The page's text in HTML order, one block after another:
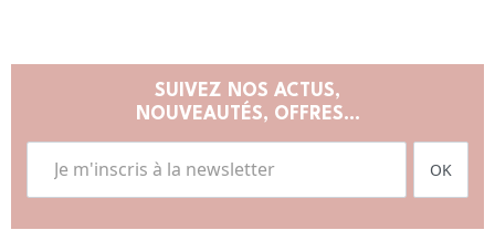
SUIVEZ NOS ACTUS,
NOUVEAUTÉS, OFFRES...
OK